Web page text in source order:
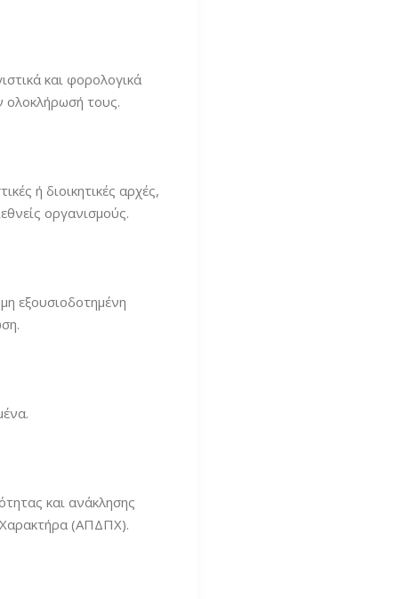
και φορολογικά
ολοκλήρωσή τους.
ή διοικητικές αρχές,
οργανισμούς.
εξουσιοδοτημένη
και ανάκλησης
Χαρακτήρα (ΑΠΔΠΧ).